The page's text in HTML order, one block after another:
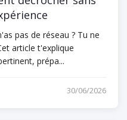
pas de réseau ? Tu ne
article t'explique
prépa...
30/06/2026